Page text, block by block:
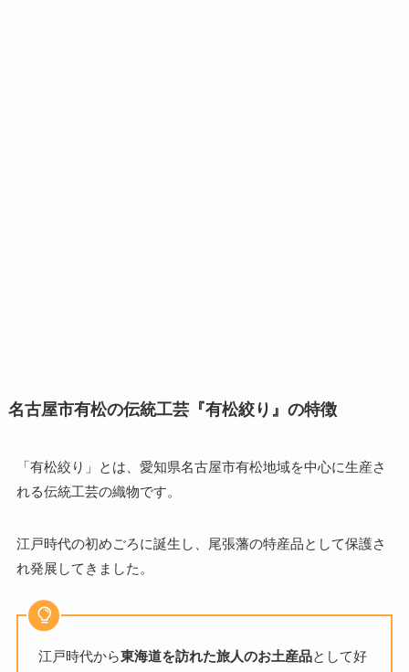
名古屋市有松の伝統工芸『有松絞り』の特徴
「有松絞り」とは、愛知県名古屋市有松地域を中心に生産さ
れる伝統工芸の織物です。
江戸時代の初めごろに誕生し、尾張藩の特産品として保護さ
れ発展してきました。
江戸時代から東海道を訪れた旅人のお土産品として好